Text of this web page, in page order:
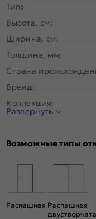
Тип:
Высота, см:
Ширина, см:
Толщина, мм:
Страна
Бренд:
Коллекция:
Стиль:
Конструкция двери:
Развернуть
Возможные типы
Распашная Распашная